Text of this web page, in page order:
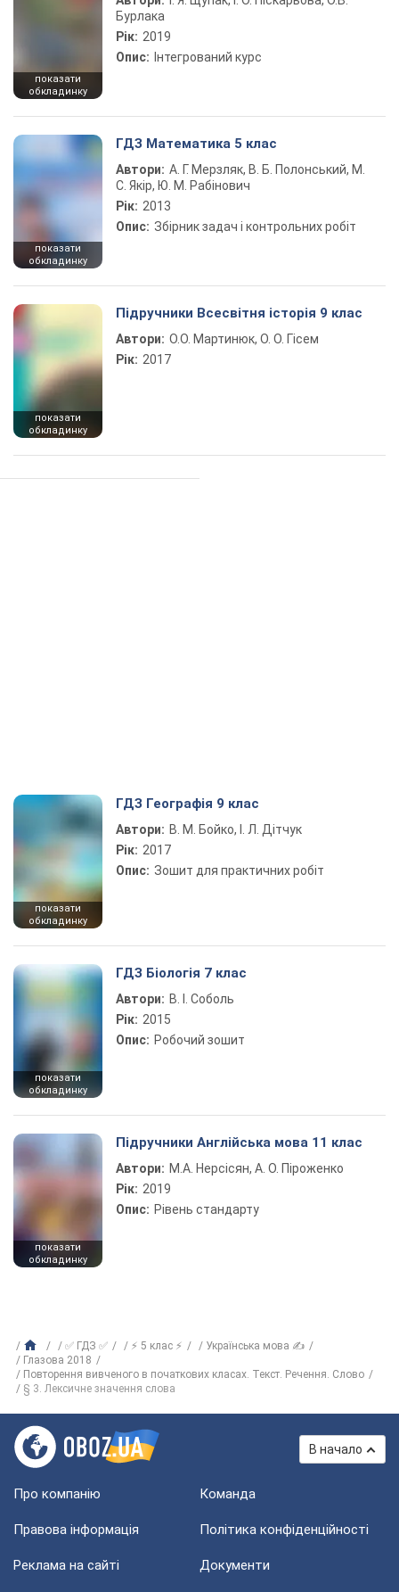
показати
обкладинку
Бурлака
Рік: 2019
Опис: Інтегрований курс
показати
обкладинку
ГДЗ Математика 5 клас
Автори: А. Г. Мерзляк, В. Б. Полонський, М.
С. Якір, Ю. М. Рабінович
Рік: 2013
Опис: Збірник задач і контрольних робіт
показати
обкладинку
Підручники Всесвітня історія 9 клас
Автори: О.О. Мартинюк, О. О. Гісем
Рік: 2017
показати
обкладинку
ГДЗ Географія 9 клас
Автори: В. М. Бойко, І. Л. Дітчук
Рік: 2017
Опис: Зошит для практичних робіт
показати
обкладинку
ГДЗ Біологія 7 клас
Автори: В. І. Соболь
Рік: 2015
Опис: Робочий зошит
показати
обкладинку
Підручники Англійська мова 11 клас
Автори: М.А. Нерсісян, А. О. Піроженко
Рік: 2019
Опис: Рівень стандарту
✅ ГДЗ ✅ ⚡ 5 клас ⚡
Українська мова ✍
Глазова 2018
Повторення вивченого в початкових класах. Текст. Речення. Слово
§ 3. Лексичне значення слова
В начало
Про компанію Команда
Правова інформація Політика конфіденційності
Реклама на сайті Документи